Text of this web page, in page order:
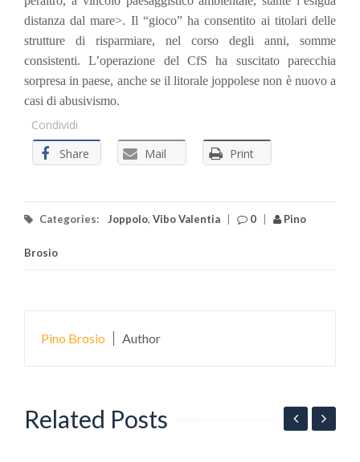
distanza dal mare>. Il “gioco” ha consentito ai titolari delle
strutture di risparmiare, nel corso degli anni, somme
consistenti. L’operazione del CfS ha suscitato parecchia
sorpresa in paese, anche se il litorale joppolese non è nuovo a
casi di abusivismo.
Condividi
Share
Mail Print
Categories: Joppolo, Vibo Valentia 0 Pino
Brosio
Pino Brosio Author
Related Posts